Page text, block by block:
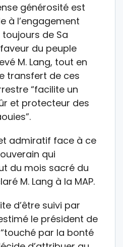
générosité est
à l’engagement
de Sa
du peuple
M. Lang, tout en
transfert de ces
“facilite un
et protecteur des
admiratif face à ce
qui
du mois sacré du
M. Lang à la MAP.
d’être suivi par
le président de
“touché par la bonté